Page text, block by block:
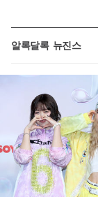
알록달록 뉴진스